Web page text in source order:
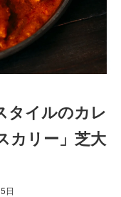
タイルのカレ
カリー」芝大
日